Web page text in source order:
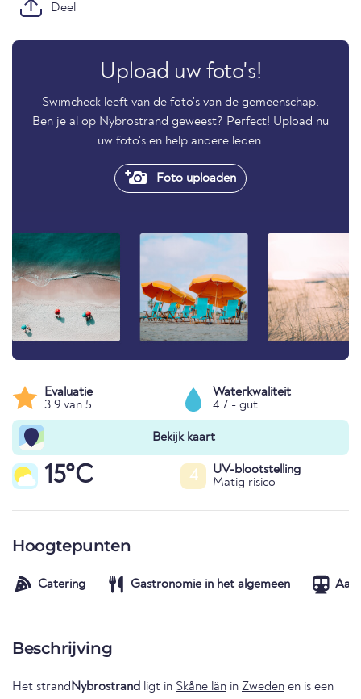
Deel
Upload uw foto's!
Swimcheck leeft van de foto's van de gemeenschap.
Ben je al op Nybrostrand geweest? Perfect! Upload nu
uw foto's en help andere leden.
Foto uploaden
Evaluatie
3.9 van 5
Waterkwaliteit
4.7 - gut
Bekijk kaart
15°C 4
UV-blootstelling
Matig risico
Hoogtepunten
Catering Gastronomie in het algemeen
Beschrijving
Het strandNybrostrand ligt in Skåne län in Zweden en is een